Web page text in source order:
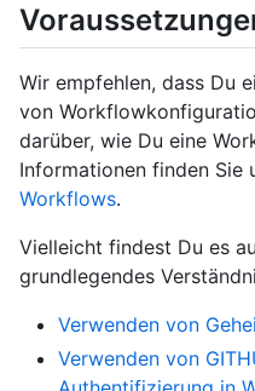
Wir empfehlen, dass Du
von
darüber, wie Du eine
Informationen finden Sie
Workflows.
Vielleicht findest Du es
grundlegendes
Verwenden von
Verwenden von